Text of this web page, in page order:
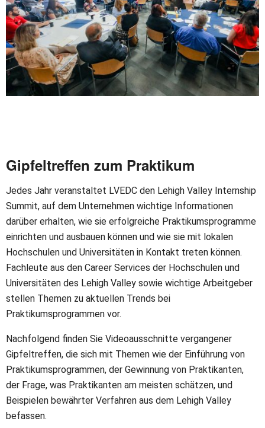
Gipfeltreffen zum Praktikum
Jedes Jahr veranstaltet LVEDC den Lehigh Valley Internship
Summit, auf dem Unternehmen wichtige Informationen
darüber erhalten, wie sie erfolgreiche Praktikumsprogramme
einrichten und ausbauen können und wie sie mit lokalen
Hochschulen und Universitäten in Kontakt treten können.
Fachleute aus den Career Services der Hochschulen und
Universitäten des Lehigh Valley sowie wichtige Arbeitgeber
stellen Themen zu aktuellen Trends bei
Praktikumsprogrammen vor.
Nachfolgend finden Sie Videoausschnitte vergangener
Gipfeltreffen, die sich mit Themen wie der Einführung von
Praktikumsprogrammen, der Gewinnung von Praktikanten,
der Frage, was Praktikanten am meisten schätzen, und
Beispielen bewährter Verfahren aus dem Lehigh Valley
befassen.